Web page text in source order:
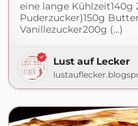
eine lange Kühlzeit140g
Puderzucker)150g
Vanillezucker200g (...)
Lust auf Lecker